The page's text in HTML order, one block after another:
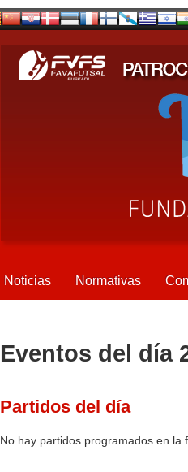
Noticias Normativas
Eventos del día
Partidos del día
No hay partidos programados en la